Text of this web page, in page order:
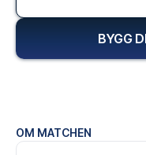
OM MATCHEN
BYGG